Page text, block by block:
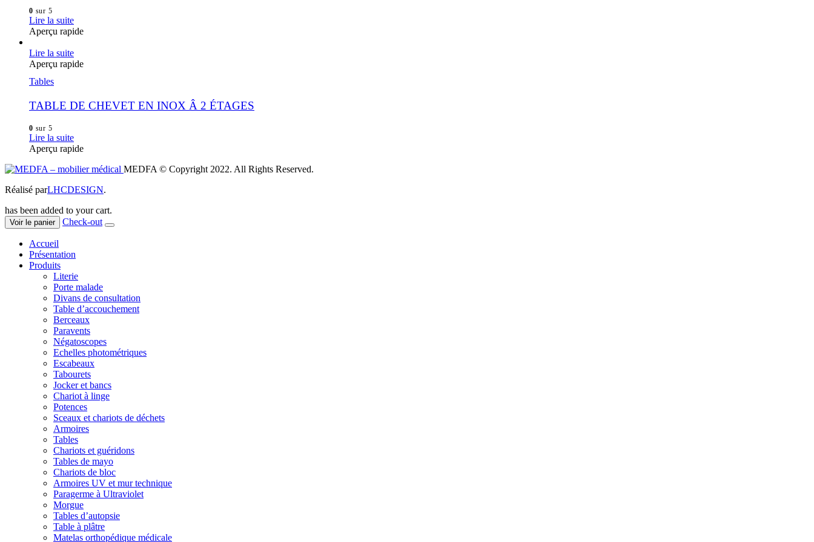
0 sur 5
Lire la suite
Aperçu rapide
Lire la suite
Aperçu rapide
Tables
TABLE DE CHEVET EN INOX Â 2 ÉTAGES
0 sur 5
Lire la suite
Aperçu rapide
MEDFA © Copyright 2022. All Rights Reserved.
Réalisé parLHCDESIGN.
has been added to your cart.
Voir le panier Check-out
Accueil
Présentation
Produits
Literie
Porte malade
Divans de consultation
Table d’accouchement
Berceaux
Paravents
Négatoscopes
Echelles photométriques
Escabeaux
Tabourets
Jocker et bancs
Chariot à linge
Potences
Sceaux et chariots de déchets
Armoires
Tables
Chariots et guéridons
Tables de mayo
Chariots de bloc
Armoires UV et mur technique
Paragerme à Ultraviolet
Morgue
Tables d’autopsie
Table à plâtre
Matelas orthopédique médicale